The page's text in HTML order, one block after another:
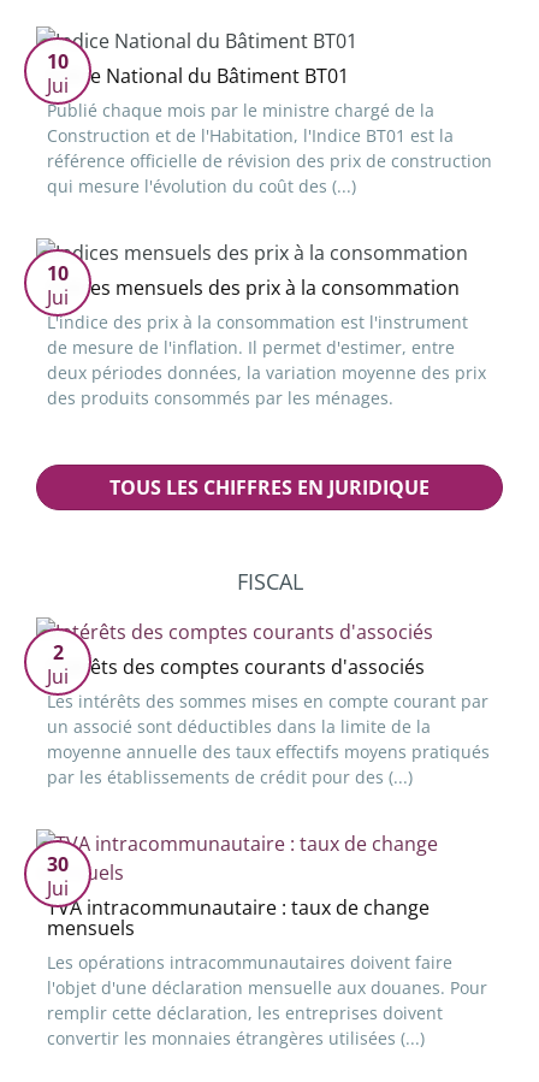
Indice National du Bâtiment BT01
10
Jui
Publié chaque mois par le ministre chargé de la
Construction et de l'Habitation, l'Indice BT01 est la
référence officielle de révision des prix de construction
qui mesure l'évolution du coût des (...)
Indices mensuels des prix à la consommation
10
Jui
L'indice des prix à la consommation est l'instrument
de mesure de l'inflation. Il permet d'estimer, entre
deux périodes données, la variation moyenne des prix
des produits consommés par les ménages.
TOUS LES CHIFFRES EN JURIDIQUE
FISCAL
Intérêts des comptes courants d'associés
2
Jui
Les intérêts des sommes mises en compte courant par
un associé sont déductibles dans la limite de la
moyenne annuelle des taux effectifs moyens pratiqués
par les établissements de crédit pour des (...)
TVA intracommunautaire : taux de change
mensuels
30
Jui
Les opérations intracommunautaires doivent faire
l'objet d'une déclaration mensuelle aux douanes. Pour
remplir cette déclaration, les entreprises doivent
convertir les monnaies étrangères utilisées (...)